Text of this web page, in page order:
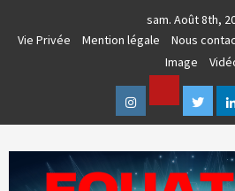
sam. Août 8th,
Vie Privée
Mention légale Nous
Image
Instagram
Facebook
Twitter